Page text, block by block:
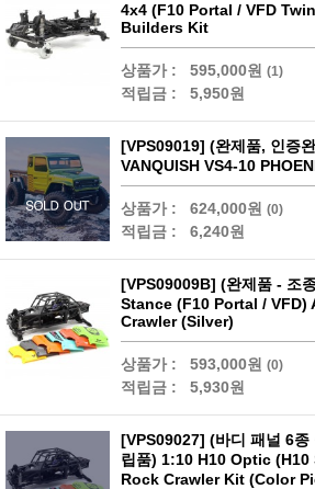
4x4 (F10 Portal / VFD
Builders Kit
상품가 : 595,000원 (1)
적립금 : 5,950원
[VPS09019] (완제품, 인증
VANQUISH VS4-10
상품가 : 624,000원 (0)
적립금 : 6,240원
[VPS09009B] (완제품 - 조
Stance (F10 Portal / VFD)
Crawler (Silver)
상품가 : 593,000원 (0)
적립금 : 5,930원
[VPS09027] (바디 패널 6종
립품) 1:10 H10 Optic
Rock Crawler Kit (Color